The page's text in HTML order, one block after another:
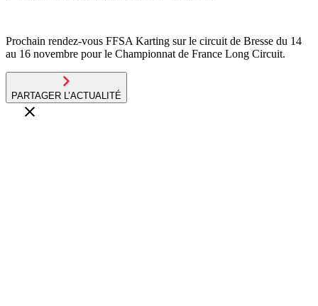
Prochain rendez-vous FFSA Karting sur le circuit de Bresse du 14
au 16 novembre pour le Championnat de France Long Circuit.
PARTAGER L’ACTUALITÉ